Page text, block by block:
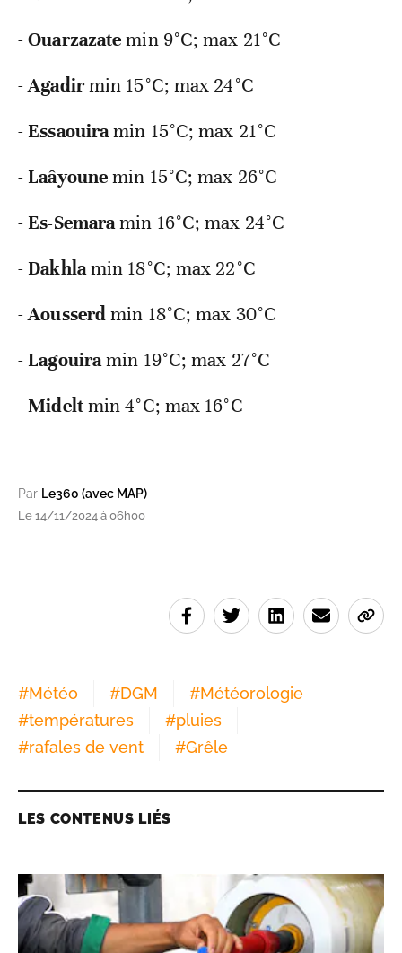
-Ouarzazatemin 9°C; max 21°C
-Agadirmin 15°C; max 24°C
-Essaouiramin 15°C; max 21°C
-Laâyounemin 15°C; max 26°C
-Es-Semaramin 16°C; max 24°C
-Dakhlamin 18°C; max 22°C
-Aousserdmin 18°C; max 30°C
-Lagouiramin 19°C; max 27°C
-Mideltmin 4°C; max 16°C
Par Le360 (avec MAP)
Le 14/11/2024 à 06h00
#Météo #DGM #Météorologie
#températures #pluies
#rafales de vent #Grêle
LES CONTENUS LIÉS